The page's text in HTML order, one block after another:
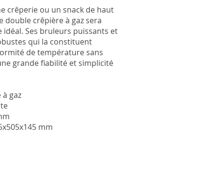
crêperie ou un snack de haut
double crêpière à gaz sera
Ses bruleurs puissants et
qui la constituent
de température sans
grande fiabilité et simplicité
gaz
mm